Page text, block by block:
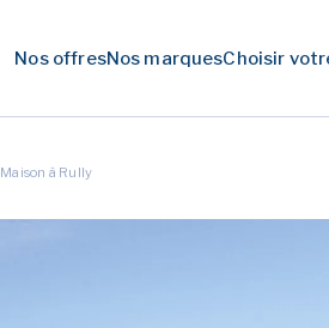
Nos offresNos marquesChoisir
Maison à Rully